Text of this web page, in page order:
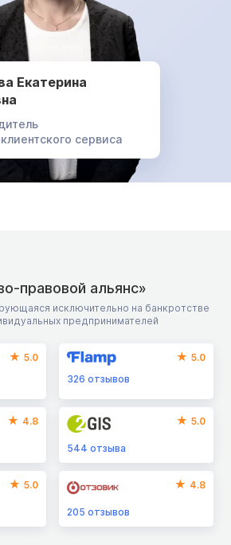
Екатерина
сервиса
правовой альянс»
исключительно на банкротстве
предпринимателей
5.0
5.0
326отзывов
4.8 5.0
544отзыва
5.0 4.8
205отзывов